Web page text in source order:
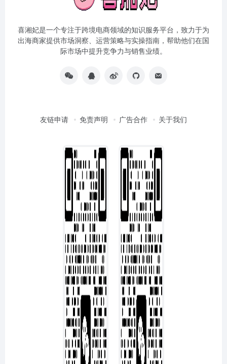
喜湘妃是一个专注于跨境电商领域的知识服务平台，致力于为
出海商家提供市场洞察、运营策略与实操指南，帮助他们在国
际市场中提升竞争力与销售业绩。
友链申请 免责声明 广告合作 关于我们